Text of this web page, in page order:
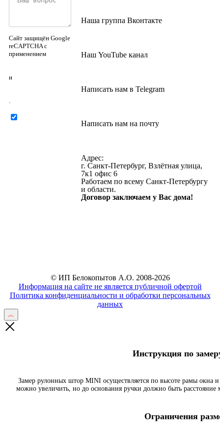
Сайт защищён Google
reCAPTCHA с
применением
и
Наша группа Вконтакте
Наш YouTube канал
Написать нам в Telegram
Написать нам на почту
Адрес:
г. Санкт-Петербург, Взлётная улица,
7к1 офис 6
Работаем по всему Санкт-Петербургу
и области.
Договор заключаем у Вас дома!
© ИП Белокопытов А.О. 2008-2026
Информация на сайте не является публичной офертой
Политика конфиденциальности и обработки персональных
данных
Инструкция по
Замер рулонных штор MINI осуществляется по высоте рамы
можно увеличить, но до основания ручки должно быть
Ограничения